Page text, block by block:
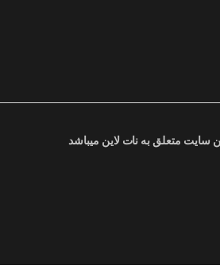
سایت متعلق به نات لاین میباشد